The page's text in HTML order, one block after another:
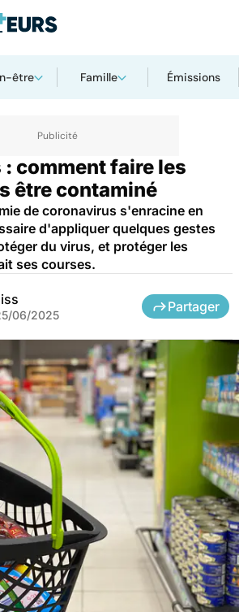
être Famille Émissions
infectieuses
comment faire les
être contaminé
de coronavirus s'enracine en
d'appliquer quelques gestes
du virus, et protéger les
ses courses.
06/2025
Partager